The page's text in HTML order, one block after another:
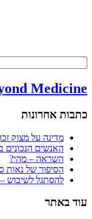
Medicine
כתבות אחרונות
מדינה על מצוק
האנשים הנכונים
השראה – מהי?
הסיפור של נאות
להסתגל לשיבוש
עוד באתר